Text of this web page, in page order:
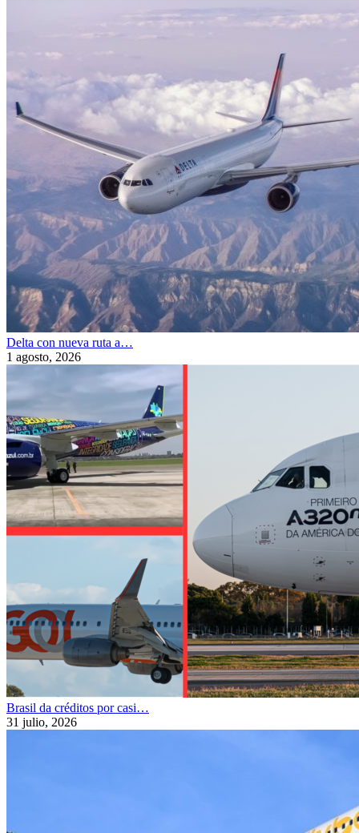
Delta con nueva ruta a…
1 agosto, 2026
Brasil da créditos por casi…
31 julio, 2026